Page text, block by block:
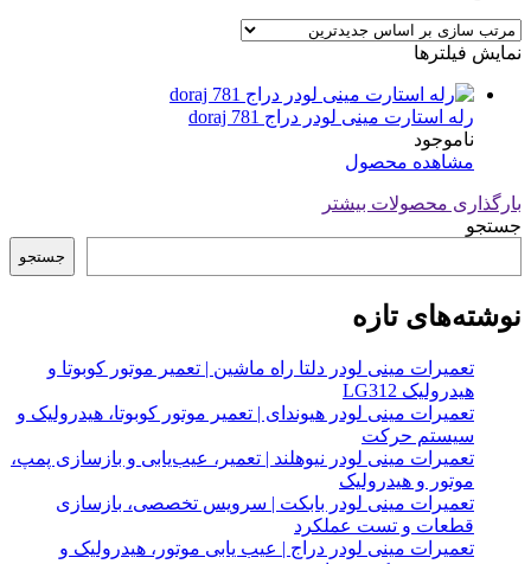
نمایش فیلترها
رله استارت مینی لودر دراج doraj 781
ناموجود
مشاهده محصول
بارگذاری محصولات بیشتر
جستجو
جستجو
نوشته‌های تازه
تعمیرات مینی لودر دلتا راه ماشین | تعمیر موتور کوبوتا و
هیدرولیک LG312
تعمیرات مینی لودر هیوندای | تعمیر موتور کوبوتا، هیدرولیک و
سیستم حرکت
تعمیرات مینی لودر نیوهلند | تعمیر، عیب‌یابی و بازسازی پمپ،
موتور و هیدرولیک
تعمیرات مینی لودر بابکت | سرویس تخصصی، بازسازی
قطعات و تست عملکرد
تعمیرات مینی لودر دراج | عیب یابی موتور، هیدرولیک و